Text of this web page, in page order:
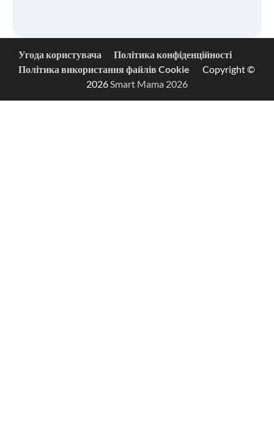
Угода користувача
Політика конфіденційності
Політика використання файлів Cookie
Copyright ©
2026Smart Mama 2026